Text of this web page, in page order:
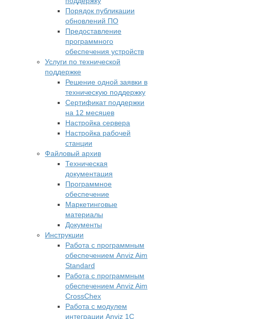
Порядок публикации
обновлений ПО
Предоставление
программного
обеспечения устройств
Услуги по технической
поддержке
Решение одной заявки в
техническую поддержку
Сертификат поддержки
на 12 месяцев
Настройка сервера
Настройка рабочей
станции
Файловый архив
Техническая
документация
Программное
обеспечение
Маркетинговые
материалы
Документы
Инструкции
Работа с программным
обеспечением Anviz Aim
Standard
Работа с программным
обеспечением Anviz Aim
CrossChex
Работа с модулем
интеграции Anviz 1C